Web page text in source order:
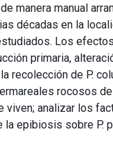
manual
décadas en la
Los
primaria,
de P.
rocosos
analizar los
epibiosis sobre P.